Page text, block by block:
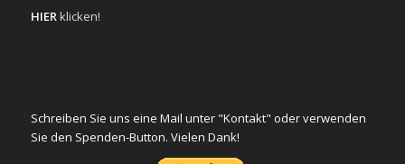
HIERklicken!
Schreiben Sie uns eine Mail unter "Kontakt" oder verwenden
Sie den Spenden-Button. Vielen Dank!